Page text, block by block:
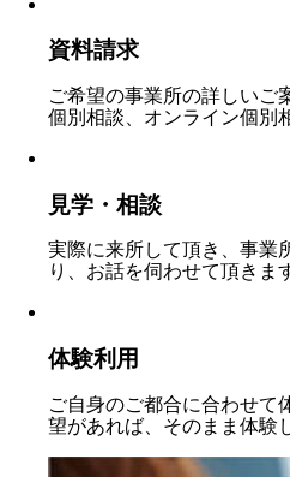
資料請求
ご希望の事業所の詳しいご
個別相談、オンライン個別
見学・相談
実際に来所して頂き、事業
り、お話を伺わせて頂きま
体験利用
ご自身のご都合に合わせて
望があれば、そのまま体験